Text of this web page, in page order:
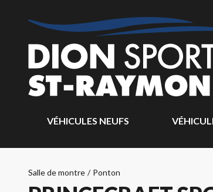
VÉHICULES NEUFS
Salle de montre / Ponton